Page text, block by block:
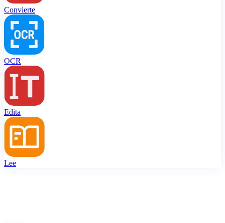
Convierte
OCR
Edita
Lee